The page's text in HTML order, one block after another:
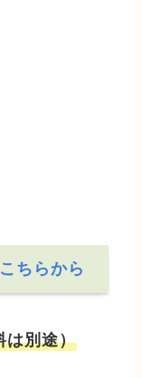
ちらから
は別途）